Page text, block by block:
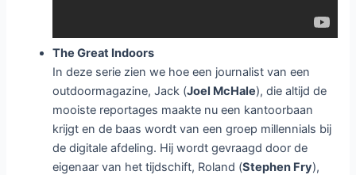
The Great Indoors
In deze serie zien we hoe een journalist van een
outdoormagazine, Jack (Joel McHale), die altijd de
mooiste reportages maakte nu een kantoorbaan
krijgt en de baas wordt van een groep millennials bij
de digitale afdeling. Hij wordt gevraagd door de
eigenaar van het tijdschift, Roland (Stephen Fry),